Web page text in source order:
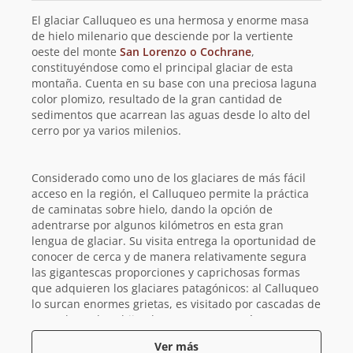
planificación
de
la
ruta
El glaciar Calluqueo es una hermosa y enorme masa
de hielo milenario que desciende por la vertiente
oeste del monte San Lorenzo o Cochrane,
constituyéndose como el principal glaciar de esta
montaña. Cuenta en su base con una preciosa laguna
color plomizo, resultado de la gran cantidad de
sedimentos que acarrean las aguas desde lo alto del
cerro por ya varios milenios.
Considerado como uno de los glaciares de más fácil
acceso en la región, el Calluqueo permite la práctica
de caminatas sobre hielo, dando la opción de
adentrarse por algunos kilómetros en esta gran
lengua de glaciar. Su visita entrega la oportunidad de
conocer de cerca y de manera relativamente segura
las gigantescas proporciones y caprichosas formas
que adquieren los glaciares patagónicos: al Calluqueo
lo surcan enormes grietas, es visitado por cascadas de
gran altura, lo cobijan bosques en sus márgenes y un
sinnúmero de arroyos se dibujan sobre su superficie.
Ver más